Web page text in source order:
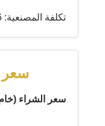
تكلفة المصنعية: 197.86 ليرة تركية
سعر
سعر الشراء (خام): 1,766.61 ليرة